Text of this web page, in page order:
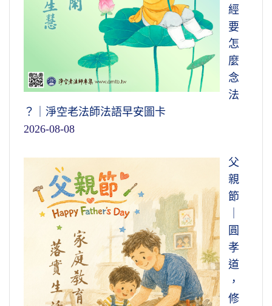
經
要
怎
麼
念
法
？｜淨空老法師法語早安圖卡
2026-08-08
父
親
節
圓
孝
道
，
修